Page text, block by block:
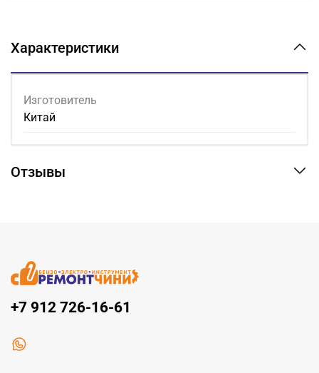
Характеристики
Изготовитель
Китай
Отзывы
+7 912 726-16-61